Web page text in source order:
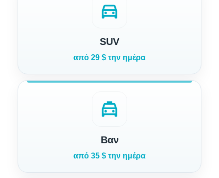
directions_car
SUV
από 29 $ την ημέρα
local_taxi
Βαν
από 35 $ την ημέρα